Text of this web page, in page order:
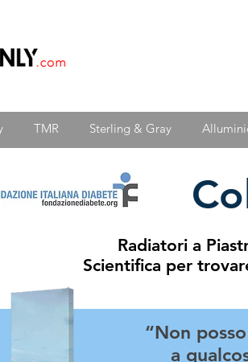
TMR Sterling & Gray
Radiatori a
Scientifica per
“Non
a